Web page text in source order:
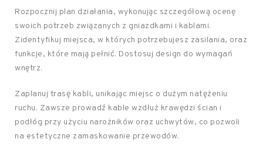
Rozpocznij plan działania, wykonując szczegółową ocenę
swoich potrzeb związanych z gniazdkami i kablami.
Zidentyfikuj miejsca, w których potrzebujesz zasilania, oraz
funkcje, które mają pełnić. Dostosuj design do wymagań
wnętrz.
Zaplanuj trasę kabli, unikając miejsc o dużym natężeniu
ruchu. Zawsze prowadź kable wzdłuż krawędzi ścian i
podłóg przy użyciu narożników oraz uchwytów, co pozwoli
na estetyczne zamaskowanie przewodów.